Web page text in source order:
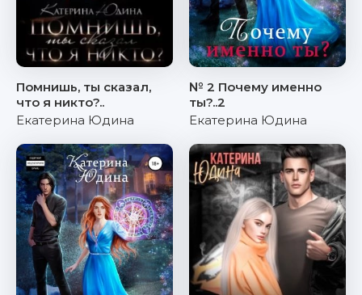
Помнишь, ты сказал,
что я никто?..
Екатерина Юдина
№ 2 Почему именно
ты?..2
Екатерина Юдина